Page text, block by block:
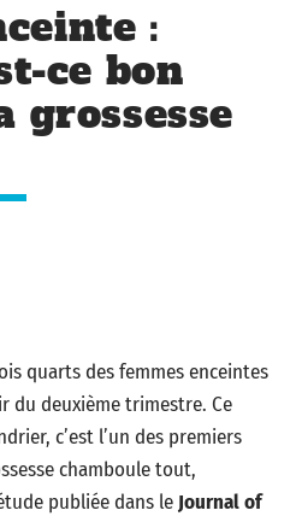
:
ce bon
grossesse
quarts des femmes enceintes
du deuxième trimestre. Ce
c’est l’un des premiers
chamboule tout,
publiée dans le Journal of